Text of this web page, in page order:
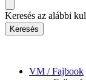
Keresés az alábbi
VM / Fajbook